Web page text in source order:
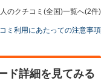
のクチコミ(全国)一覧へ(2件)
ミ利用にあたっての注意事項
ド詳細を見てみる